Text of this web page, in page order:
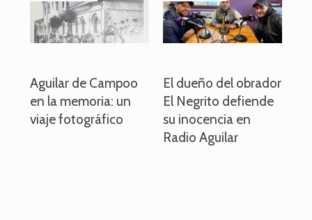
Aguilar de Campoo
en la memoria: un
viaje fotográfico
El dueño del obrador
El Negrito defiende
su inocencia en
Radio Aguilar